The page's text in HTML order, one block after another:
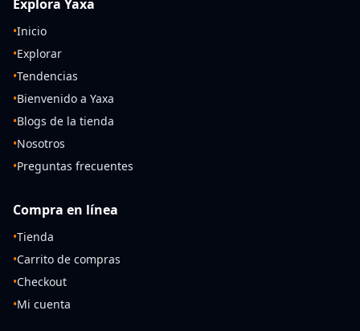
Explora Yaxa
•Inicio
•Explorar
•Tendencias
•Bienvenido a Yaxa
•Blogs de la tienda
•Nosotros
•Preguntas frecuentes
Compra en línea
•Tienda
•Carrito de compras
•Checkout
•Mi cuenta